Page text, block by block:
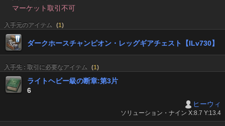
マーケット取引不可
入手元のアイテム (1)
ダークホースチャンピオン・レッグギアチェスト【ILv730】
入手先 : 取引に必要なアイテム (1)
ライトヘビー級の断章:第3片
6
ヒーウィ
ソリューション・ナイン X:8.7 Y:13.4